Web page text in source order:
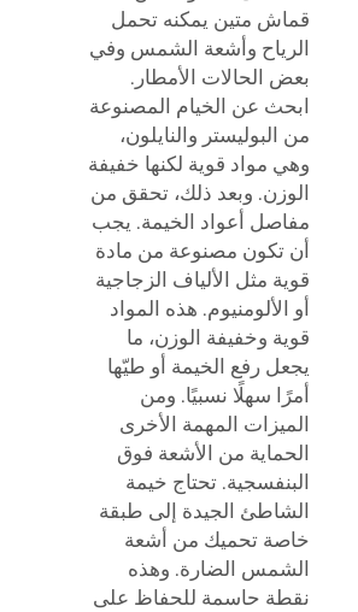
قماش متين يمكنه تحمل
الرياح وأشعة الشمس وفي
بعض الحالات الأمطار.
ابحث عن الخيام المصنوعة
من البوليستر والنايلون،
وهي مواد قوية لكنها خفيفة
الوزن. وبعد ذلك، تحقق من
مفاصل أعواد الخيمة. يجب
أن تكون مصنوعة من مادة
قوية مثل الألياف الزجاجية
أو الألومنيوم. هذه المواد
قوية وخفيفة الوزن، ما
يجعل رفع الخيمة أو طيّها
أمرًا سهلًا نسبيًا. ومن
الميزات المهمة الأخرى
الحماية من الأشعة فوق
البنفسجية. تحتاج خيمة
الشاطئ الجيدة إلى طبقة
خاصة تحميك من أشعة
الشمس الضارة. وهذه
نقطة حاسمة للحفاظ على